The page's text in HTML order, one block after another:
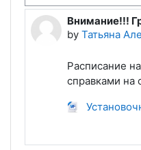
Внимание!!!
by Татьяна
Number of
Расписание
справками на